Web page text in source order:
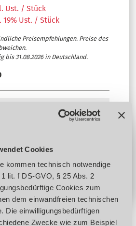
Cookies
kommen technisch notwendige
lit. f DS-GVO, § 25 Abs. 2
Cookies zum
dem einwandfreien technischen
Die einwilligungsbedürftigen
Zwecke wie zum Beispiel
Ust. / Stück
19% Ust. / Stück
Preisempfehlungen. Preise des
bis 31.08.2026 in Deutschland.
an diesem Produkt?
Händler finden